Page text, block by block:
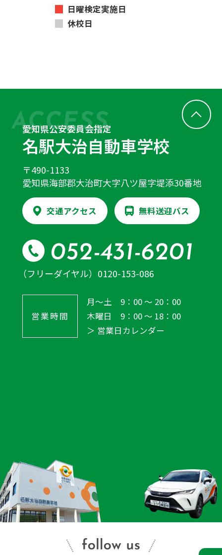
ACCESS
愛知県公安委員会指定
名駅大治自動車学校
〒490-1133
愛知県海部郡大治町大字八ツ屋字堤添30番地
交通アクセス 無料送迎バス
052-431-6201
（フリーダイヤル） 0120-153-086
営業時間
月～土 9：00 ～ 20：00
木曜日 9：00 ～ 18：00
＞ 営業日カレンダー